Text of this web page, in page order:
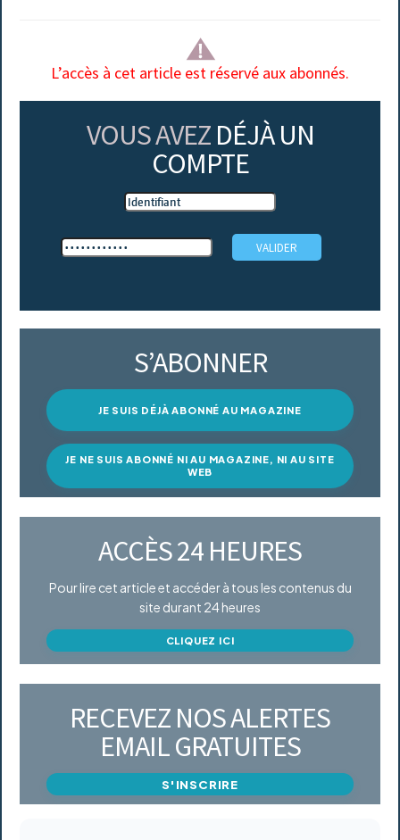
L’accès à cet article est réservé aux abonnés.
VOUS AVEZ DÉJÀ UN
COMPTE
S’ABONNER
JE SUIS DÉJÀ ABONNÉ AU MAGAZINE
JE NE SUIS ABONNÉ NI AU MAGAZINE, NI AU SITE
WEB
ACCÈS 24 HEURES
Pour lire cet article et accéder à tous les contenus du
site durant 24 heures
CLIQUEZ ICI
RECEVEZ NOS ALERTES
EMAIL GRATUITES
S'INSCRIRE